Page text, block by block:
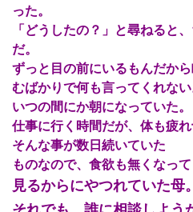
った。
「どうしたの？」と尋ねると
だ。
ずっと目の前にいるもんだか
むばかりで何も言ってくれない
いつの間にか朝になっていた。
仕事に行く時間だが、体も疲
そんな事が数日続いていた
ものなので、食欲も無くなって
見るからにやつれていた母。